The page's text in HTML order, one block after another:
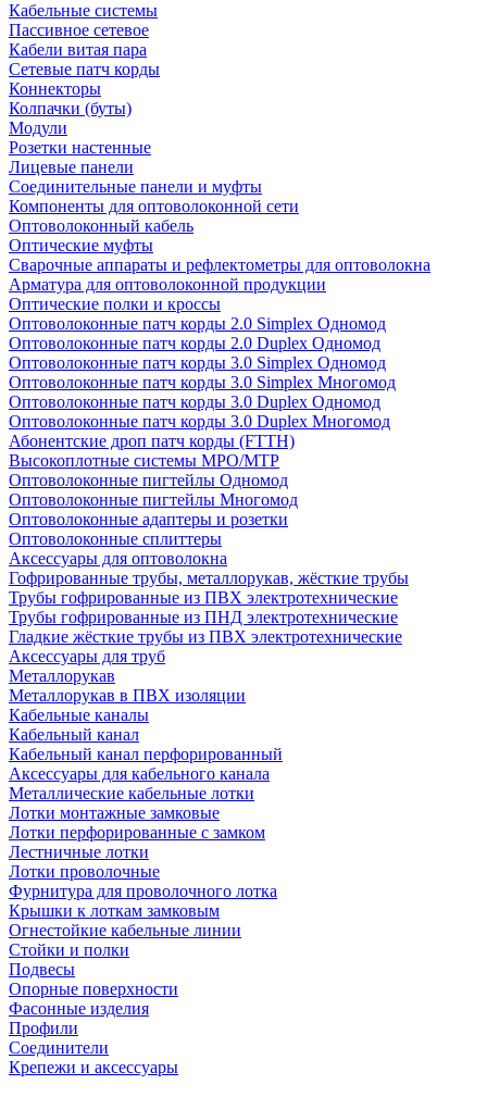
Кабельные системы
Пассивное сетевое
Кабели витая пара
Сетевые патч корды
Коннекторы
Колпачки (буты)
Модули
Розетки настенные
Лицевые панели
Соединительные панели и муфты
Компоненты для оптоволоконной сети
Оптоволоконный кабель
Оптические муфты
Сварочные аппараты и рефлектометры для оптоволокна
Арматура для оптоволоконной продукции
Оптические полки и кроссы
Оптоволоконные патч корды 2.0 Simplex Одномод
Оптоволоконные патч корды 2.0 Duplex Одномод
Оптоволоконные патч корды 3.0 Simplex Одномод
Оптоволоконные патч корды 3.0 Simplex Многомод
Оптоволоконные патч корды 3.0 Duplex Одномод
Оптоволоконные патч корды 3.0 Duplex Многомод
Абонентские дроп патч корды (FTTH)
Высокоплотные системы MPO/MTP
Оптоволоконные пигтейлы Одномод
Оптоволоконные пигтейлы Многомод
Оптоволоконные адаптеры и розетки
Оптоволоконные сплиттеры
Аксессуары для оптоволокна
Гофрированные трубы, металлорукав, жёсткие трубы
Трубы гофрированные из ПВХ электротехнические
Трубы гофрированные из ПНД электротехнические
Гладкие жёсткие трубы из ПВХ электротехнические
Аксессуары для труб
Металлорукав
Металлорукав в ПВХ изоляции
Кабельные каналы
Кабельный канал
Кабельный канал перфорированный
Аксессуары для кабельного канала
Металлические кабельные лотки
Лотки монтажные замковые
Лотки перфорированные с замком
Лестничные лотки
Лотки проволочные
Фурнитура для проволочного лотка
Крышки к лоткам замковым
Огнестойкие кабельные линии
Стойки и полки
Подвесы
Опорные поверхности
Фасонные изделия
Профили
Соединители
Крепежи и аксессуары